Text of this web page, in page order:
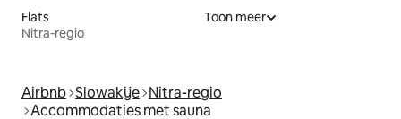
Flats
Nitra-regio
Toon meer
Airbnb Slowakije Nitra-regio
Accommodaties met sauna